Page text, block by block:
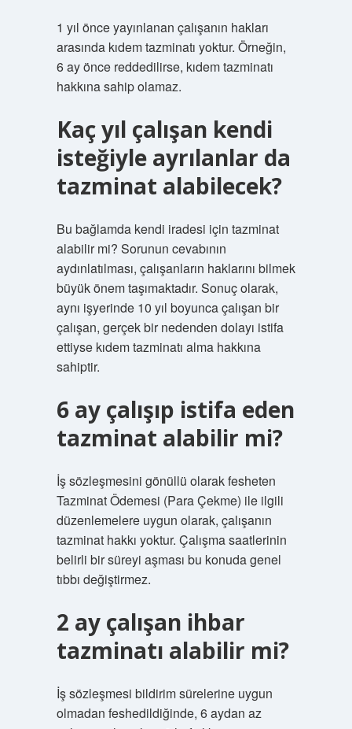
1 yıl önce yayınlanan çalışanın hakları
arasında kıdem tazminatı yoktur. Örneğin,
6 ay önce reddedilirse, kıdem tazminatı
hakkına sahip olamaz.
Kaç yıl çalışan kendi
isteğiyle ayrılanlar da
tazminat alabilecek?
Bu bağlamda kendi iradesi için tazminat
alabilir mi? Sorunun cevabının
aydınlatılması, çalışanların haklarını bilmek
büyük önem taşımaktadır. Sonuç olarak,
aynı işyerinde 10 yıl boyunca çalışan bir
çalışan, gerçek bir nedenden dolayı istifa
ettiyse kıdem tazminatı alma hakkına
sahiptir.
6 ay çalışıp istifa eden
tazminat alabilir mi?
İş sözleşmesini gönüllü olarak fesheten
Tazminat Ödemesi (Para Çekme) ile ilgili
düzenlemelere uygun olarak, çalışanın
tazminat hakkı yoktur. Çalışma saatlerinin
belirli bir süreyi aşması bu konuda genel
tıbbı değiştirmez.
2 ay çalışan ihbar
tazminatı alabilir mi?
İş sözleşmesi bildirim sürelerine uygun
olmadan feshedildiğinde, 6 aydan az